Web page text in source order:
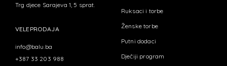
Trg djece Sarajeva 1, 5 sprat.
VELEPRODAJA
info@balu.ba
+387 33 203 988
Ruksaci i torbe
Ženske torbe
Putni dodaci
Dječiji program